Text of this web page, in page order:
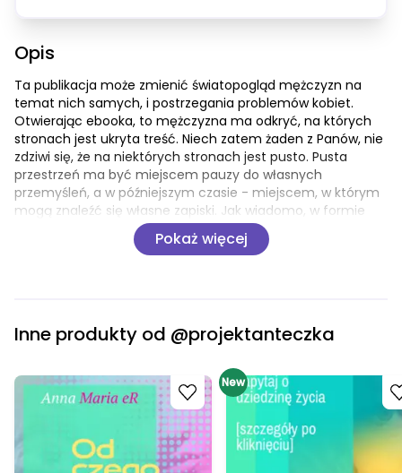
Opis
Ta publikacja może zmienić światopogląd mężczyzn na
temat nich samych, i postrzegania problemów kobiet.
Otwierając ebooka, to mężczyzna ma odkryć, na których
stronach jest ukryta treść. Niech zatem żaden z Panów, nie
zdziwi się, że na niektórych stronach jest pusto. Pusta
przestrzeń ma być miejscem pauzy do własnych
przemyśleń, a w późniejszym czasie - miejscem, w którym
mogą znaleźć się własne zapiski. Jak wiadomo, w formie
drukowanej sposób prezentacji treści byłby bardziej
zjawiskowy i czytelny, ale mam nadzieję, że mądrość
Mądrzy - może przemyślą...
Tylko dla tych ostatnich jest jakakolwiek nadzieja :)
PS. Czytasz na własną odpowiedzialność.
Pokaż więcej
Inne produkty od @projektanteczka
Go to product New
Go to product